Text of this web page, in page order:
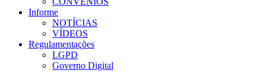
Informe
NOTÍCIAS
VÍDEOS
Regulamentações
LGPD
Governo Digital